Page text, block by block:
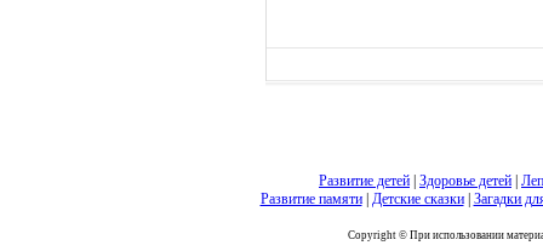
Развитие детей Здоровье детей
Развитие памяти| Детские сказки| Загадки
Copyright © При использовании